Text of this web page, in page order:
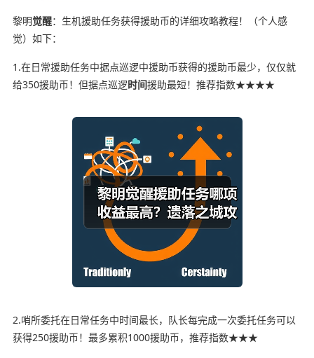
黎明觉醒：生机援助任务获得援助币的详细攻略教程！（个人感
觉）如下：
1.在日常援助任务中据点巡逻中援助币获得的援助币最少，仅仅就
给350援助币！但据点巡逻时间援助最短！推荐指数★★★★
2.哨所委托在日常任务中时间最长，队长每完成一次委托任务可以
获得250援助币！最多累积1000援助币，推荐指数★★★